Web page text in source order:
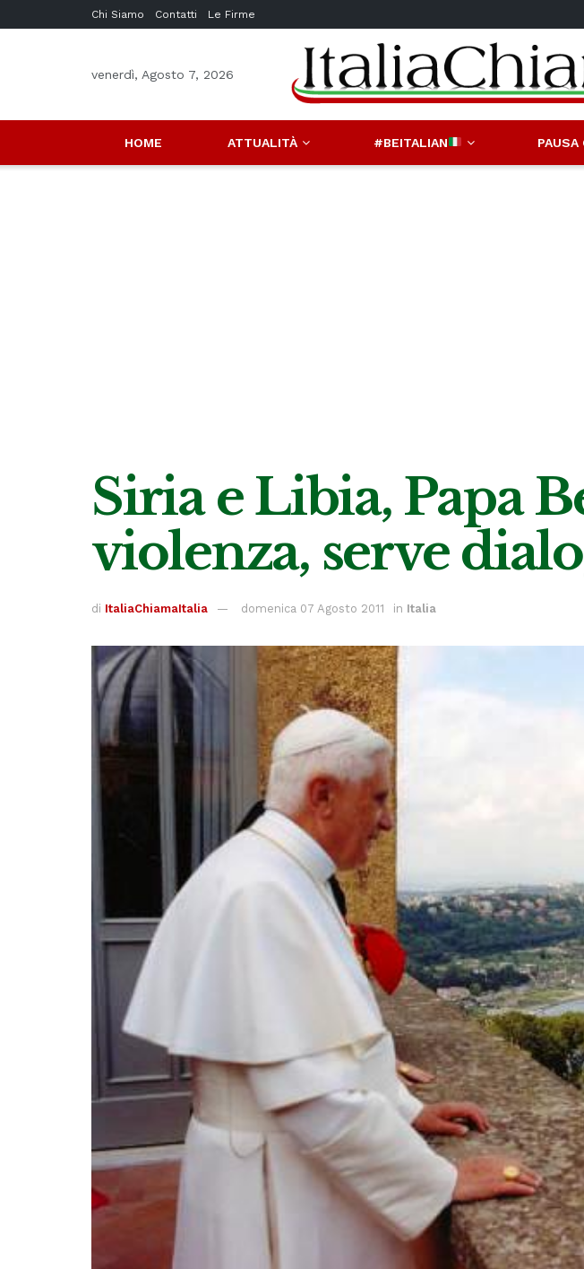
Chi Siamo Contatti Le Firme
venerdì, Agosto 7, 2026
HOME ATTUALITÀ #BEITALIAN PAUSA
Siria e Libia, Papa
violenza, serve
di ItaliaChiamaItalia domenica 07 Agosto 2011 in Italia